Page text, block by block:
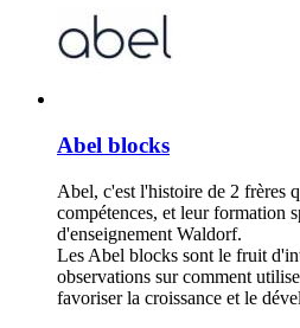
Abel blocks
Abel, c'est l'histoire de 2 frères
compétences, et leur formation
d'enseignement Waldorf.
Les Abel blocks sont le fruit
observations sur comment
favoriser la croissance et le